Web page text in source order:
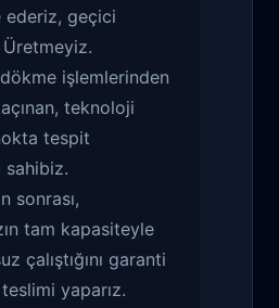
ederiz, geçici
işlemlerinden
teknoloji
tespit
sahibiz.
sonrası,
tam kapasiteyle
çalıştığını garanti
yaparız.